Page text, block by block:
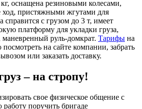
кг, оснащена резиновыми колесами,
пристяжными жгутами для
справится с грузом до 3 т, имеет
платформу для укладки груза,
маневренный руль-домкрат. Тарифы на
на сайте компании, забрать
или заказать доставку.
– на стропу!
свое физическое общение с
поручить бригаде